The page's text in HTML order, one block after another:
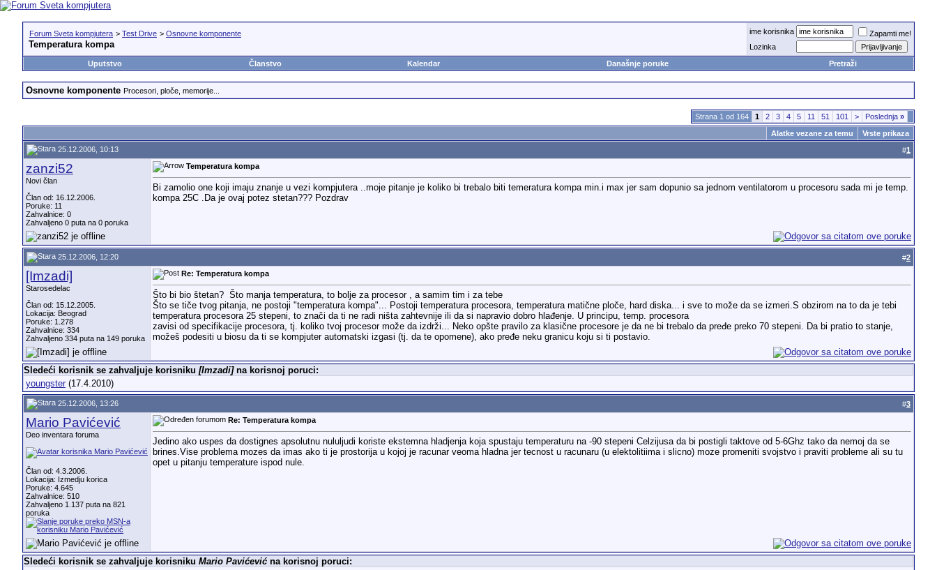
Forum Sveta kompjutera
Temperatura kompa
ime korisnika
Zapamti me!
Lozinka
Uputstvo Članstvo Kalendar Današnje poruke Pretraži
Osnovne komponente Procesori, ploče, memorije...
Strana 1 od 164 1 2 3 4 5 11 51 101 > Poslednja»
Alatke vezane za temu
Vrste prikaza
25.12.2006, 10:13
#1
zanzi52
Novi član
Član od: 16.12.2006.
Poruke: 11
Zahvalnice: 0
Zahvaljeno 0 puta na 0 poruka
Temperatura kompa
Bi zamolio one koji imaju znanje u vezi kompjutera ..moje pitanje je koliko bi trebalo biti temeratura kompa min.i max jer sam dopunio sa jednom ventilatorom u procesoru sada mi je temp.
kompa 25C .Da je ovaj potez stetan??? Pozdrav
25.12.2006, 12:20 #2
[Imzadi]
Starosedelac
Član od: 15.12.2005.
Lokacija: Beograd
Poruke: 1.278
Zahvalnice: 334
Zahvaljeno 334 puta na 149 poruka
Re: Temperatura kompa
Što bi bio štetan?Što manja temperatura, to bolje za procesor , a samim tim i za tebe
Što se tiče tvog pitanja, ne postoji "temperatura kompa"... Postoji temperatura procesora, temperatura matične ploče, hard diska... i sve to može da se izmeri.S obzirom na to da je tebi
temperatura procesora 25 stepeni, to znači da ti ne radi ništa zahtevnije ili da si napravio dobro hlađenje. U principu, temp. procesora
zavisi od specifikacije procesora, tj. koliko tvoj procesor može da izdrži... Neko opšte pravilo za klasične procesore je da ne bi trebalo da pređe preko 70 stepeni. Da bi pratio to stanje,
možeš podesiti u biosu da ti se kompjuter automatski izgasi (tj. da te opomene), ako pređe neku granicu koju si ti postavio.
Sledeći korisnik se zahvaljuje korisniku[Imzadi]na korisnoj poruci:
youngster(17.4.2010)
25.12.2006, 13:26 #3
Mario Pavićević
Deo inventara foruma
Član od: 4.3.2006.
Lokacija: Izmedju korica
Poruke: 4.645
Zahvalnice: 510
Zahvaljeno 1.137 puta na 821
poruka
Re: Temperatura kompa
Jedino ako uspes da dostignes apsolutnu nululjudi koriste ekstemna hladjenja koja spustaju temperaturu na -90 stepeni Celzijusa da bi postigli taktove od 5-6Ghz tako da nemoj da se
brines.Vise problema mozes da imas ako ti je prostorija u kojoj je racunar veoma hladna jer tecnost u racunaru (u elektolitiima i slicno) moze promeniti svojstvo i praviti probleme ali su tu
opet u pitanju temperature ispod nule.
Sledeći korisnik se zahvaljuje korisnikuMario Pavićevićna korisnoj poruci: